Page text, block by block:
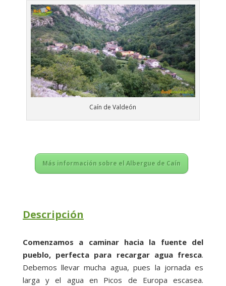
Caín de Valdeón
Más información sobre el Albergue de Caín
Descripción
Comenzamos a caminar hacia la fuente del
pueblo, perfecta para recargar agua fresca.
Debemos llevar mucha agua, pues la jornada es
larga y el agua en Picos de Europa escasea.